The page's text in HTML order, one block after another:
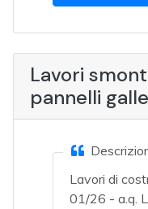
Lavori
pannelli
Lavori di
01/26 - a.q.